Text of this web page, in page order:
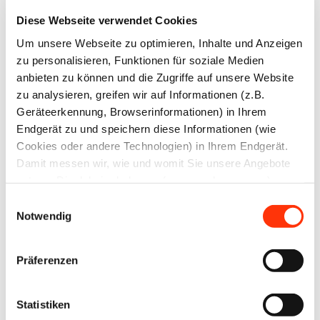
Diese Webseite verwendet Cookies
Um unsere Webseite zu optimieren, Inhalte und Anzeigen
zu personalisieren, Funktionen für soziale Medien
anbieten zu können und die Zugriffe auf unsere Website
zu analysieren, greifen wir auf Informationen (z.B.
Geräteerkennung, Browserinformationen) in Ihrem
Endgerät zu und speichern diese Informationen (wie
Cookies oder andere Technologien) in Ihrem Endgerät.
Damit messen wir, wie und womit Sie unsere Angebote
Werbung und Analysen weiter. Ihre Daten können mit
mehreren ausgewählten Partnern geteilt werden, die sich
je nach unseren aktuellen Geschäftsbeziehungen ändern
können. Indem Sie „Alle zulassen“ klicken, stimmen Sie
und Datenverarbeitung zu.
Notwendig
Präferenzen
Statistiken
abgeschlossen und ihre Kontaktdaten angegeben
haben, erhalten den vollständigen Ergebnisbericht
der Umfrage.
Über die Ergebnisse der Umfrage werden die
Verbände Druck und Medien Mitte Juli 2023 über die